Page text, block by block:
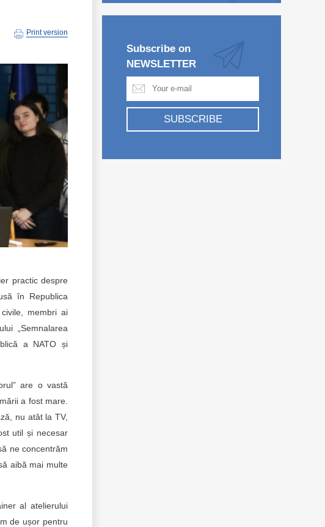
Print version
practic despre
în Republica
membri ai
„Semnalarea
a NATO și
are o vastă
a fost mare.
nu atât la TV,
util și necesar
ne concentrăm
aibă mai multe
al atelierului
de ușor pentru
Subscribe on
NEWSLETTER
SUBSCRIBE